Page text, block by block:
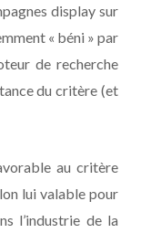
display sur
« béni » par
de recherche
du critère (et
au critère
lui valable pour
l’industrie de la